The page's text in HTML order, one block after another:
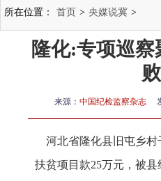
所在位置： 首页 > 央媒说冀 >
隆化:专项巡
来源： 中国纪检监察杂志
河北省隆化县旧屯乡村
扶贫项目款25万元，被